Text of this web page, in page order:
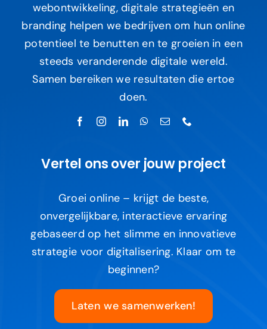
webontwikkeling, digitale strategieën en
branding helpen we bedrijven om hun online
potentieel te benutten en te groeien in een
steeds veranderende digitale wereld.
Samen bereiken we resultaten die ertoe
doen.
Vertel ons over jouw project
Groei online – krijgt de beste,
onvergelijkbare, interactieve ervaring
gebaseerd op het slimme en innovatieve
strategie voor digitalisering. Klaar om te
beginnen?
Laten we samenwerken!